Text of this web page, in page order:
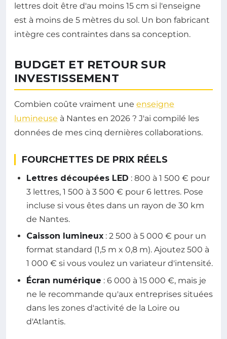
lettres doit être d'au moins 15 cm si l'enseigne
est à moins de 5 mètres du sol. Un bon fabricant
intègre ces contraintes dans sa conception.
BUDGET ET RETOUR SUR
INVESTISSEMENT
Combien coûte vraiment une enseigne
lumineuse à Nantes en 2026 ? J'ai compilé les
données de mes cinq dernières collaborations.
FOURCHETTES DE PRIX RÉELS
Lettres découpées LED : 800 à 1 500 € pour
3 lettres, 1 500 à 3 500 € pour 6 lettres. Pose
incluse si vous êtes dans un rayon de 30 km
de Nantes.
Caisson lumineux : 2 500 à 5 000 € pour un
format standard (1,5 m x 0,8 m). Ajoutez 500 à
1 000 € si vous voulez un variateur d'intensité.
Écran numérique : 6 000 à 15 000 €, mais je
ne le recommande qu'aux entreprises situées
dans les zones d'activité de la Loire ou
d'Atlantis.